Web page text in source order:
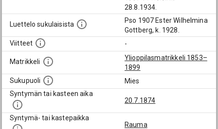
28.8.1934.
Luettelo sukulaisista
Pso 1907 Ester Wilhelmina
Gottberg, k. 1928.
Viitteet
-
Matrikkeli
Ylioppilasmatrikkeli 1853–
1899
Sukupuoli
Mies
Syntymän tai kasteen aika
20.7.1874
Syntymä- tai kastepaikka
Rauma